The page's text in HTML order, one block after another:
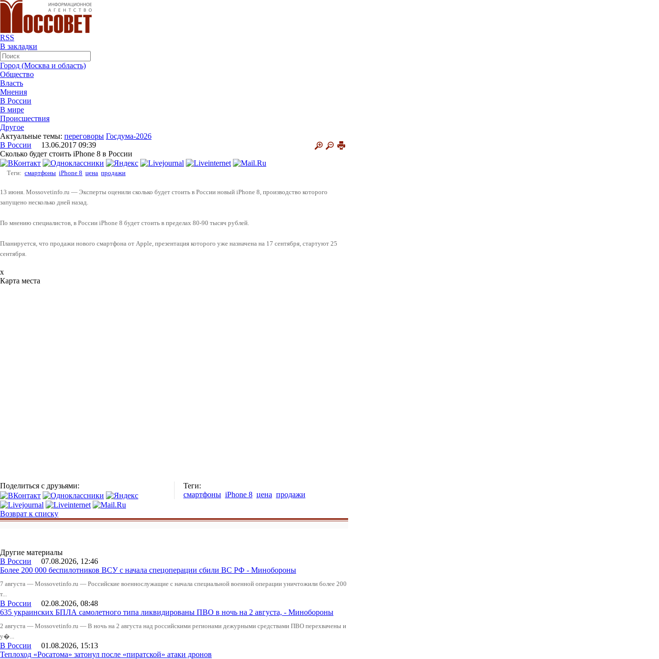
RSS
В закладки
Город (Москва и область)
Общество
Власть
Мнения
В России
В мире
Происшествия
Другое
Актуальные темы: переговоры Госдума-2026
В России 13.06.2017 09:39
Сколько будет стоить iPhone 8 в России
Теги: смартфоны iPhone 8 цена продажи
13 июня. Mossovetinfo.ru — Эксперты оценили сколько будет стоить в России новый iPhone 8, производство которого
запущено несколько дней назад.
По мнению специалистов, в России iPhone 8 будет стоить в пределах 80-90 тысяч рублей.
Планируется, что продажи нового смартфона от Apple, презентация которого уже назначена на 17 сентября, стартуют 25
сентября.
x
Карта места
Поделиться с друзьями:
Теги:
смартфоны iPhone 8 цена продажи
Возврат к списку
Другие материалы
В России 07.08.2026, 12:46
Более 200 000 беспилотников ВСУ с начала спецоперации сбили ВС РФ - Минобороны
7 августа — Mossovetinfo.ru — Российские военнослужащие с начала специальной военной операции уничтожили более 200
т...
В России 02.08.2026, 08:48
635 украинских БПЛА самолетного типа ликвидированы ПВО в ночь на 2 августа, - Минобороны
2 августа — Mossovetinfo.ru — В ночь на 2 августа над российскими регионами дежурными средствами ПВО перехвачены и
у�...
В России 01.08.2026, 15:13
Теплоход «Росатома» затонул после «пиратской» атаки дронов